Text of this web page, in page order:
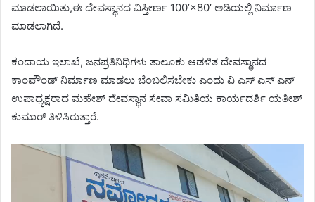
ಮಾಡಲಾಯಿತು,ಈ ದೇವಸ್ಥಾನದ ವಿಸ್ತೀರ್ಣ 100’×80′ ಅಡಿಯಲ್ಲಿ ನಿರ್ಮಾಣ
ಮಾಡಲಾಗಿದೆ.
ಕಂದಾಯ ಇಲಾಖೆ, ಜನಪ್ರತಿನಿಧಿಗಳು ತಾಲೂಕು ಆಡಳಿತ ದೇವಸ್ಥಾನದ
ಕಾಂಪೌಂಡ್ ನಿರ್ಮಾಣ ಮಾಡಲು ಬೆಂಬಲಿಸಬೇಕು ಎಂದು ವಿ ಎಸ್ ಎಸ್ ಎನ್
ಉಪಾಧ್ಯಕ್ಷರಾದ ಮಹೇಶ್ ದೇವಸ್ಥಾನ ಸೇವಾ ಸಮಿತಿಯ ಕಾರ್ಯದರ್ಶಿ ಯತೀಶ್
ಕುಮಾರ್ ತಿಳಿಸಿರುತ್ತಾರೆ.